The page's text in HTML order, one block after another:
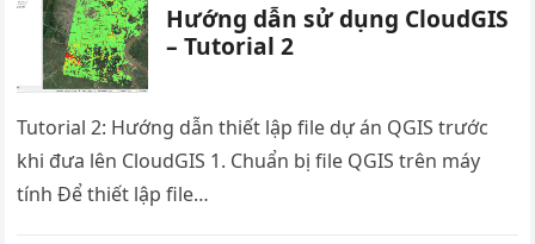
Hướng dẫn sử dụng CloudGIS
– Tutorial 2
Tutorial 2: Hướng dẫn thiết lập file dự án QGIS trước
khi đưa lên CloudGIS 1. Chuẩn bị file QGIS trên máy
tính Để thiết lập file…